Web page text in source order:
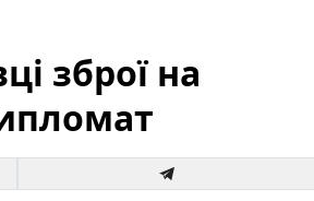
зброї на